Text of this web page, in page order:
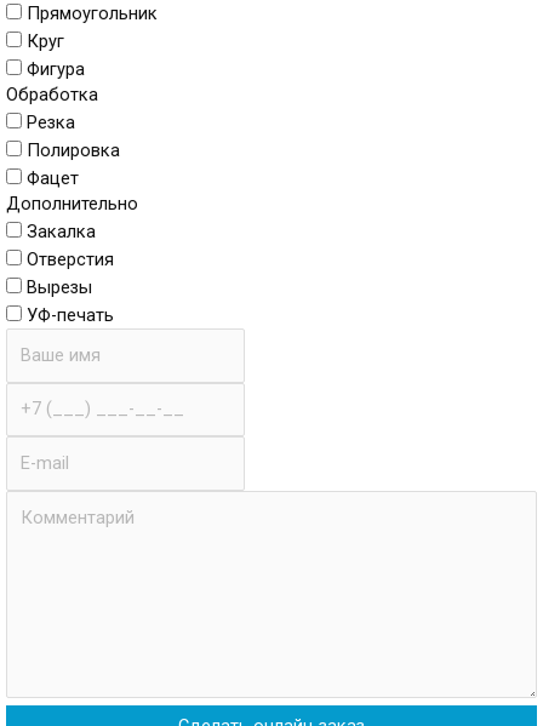
Прямоугольник
Круг
Фигура
Обработка
Резка
Полировка
Фацет
Дополнительно
Закалка
Отверстия
Вырезы
УФ-печать
mail